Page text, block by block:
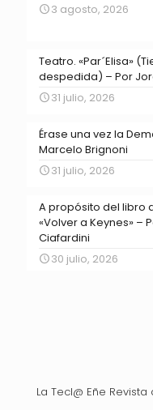
3 agosto, 2026
Teatro. «Par´Elisa»
despedida) – Por
31 julio, 2026
Érase una vez la
Marcelo Brignoni
31 julio, 2026
A propósito del libro
«Volver a Keynes» –
Ciafardini
30 julio, 2026
La Tecl@ Eñe